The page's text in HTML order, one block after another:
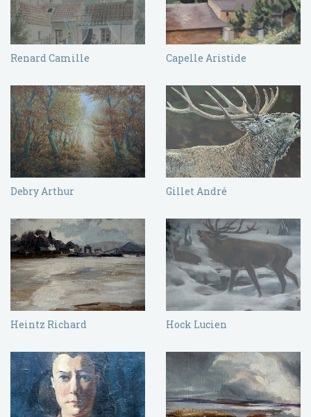
Renard Camille Capelle Aristide
Debry Arthur Gillet André
Heintz Richard Hock Lucien